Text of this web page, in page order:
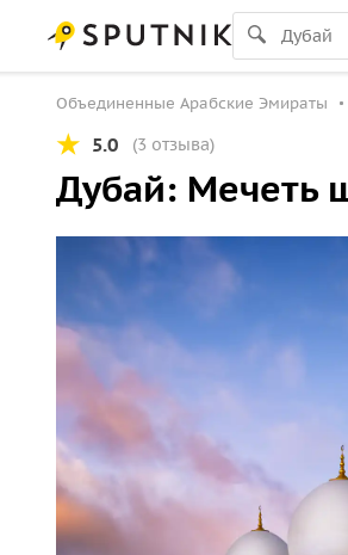
Объединенные Арабские Эмираты
5.0 (3 отзыва)
Дубай: Мечеть